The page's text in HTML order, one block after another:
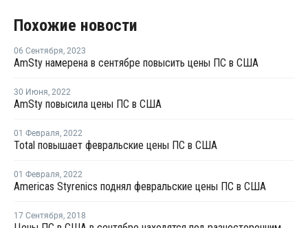
Похожие новости
06 Сентября, 2023
AmSty намерена в сентябре повысить цены ПС в США
30 Июня, 2022
AmSty повысила цены ПС в США
01 Февраля, 2022
Total повышает февральские цены ПС в США
01 Февраля, 2022
Americas Styrenics поднял февральские цены ПС в США
17 Сентября, 2018